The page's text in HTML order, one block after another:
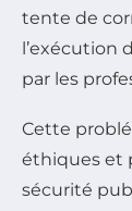
tente de
l’exécution
par les
Cette
éthiques et
sécurité